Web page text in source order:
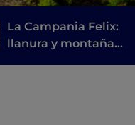
La Campania Felix:
llanura y montaña